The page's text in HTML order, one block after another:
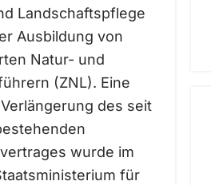
Landschaftspflege
Ausbildung von
Natur- und
(ZNL). Eine
des seit
wurde im
für